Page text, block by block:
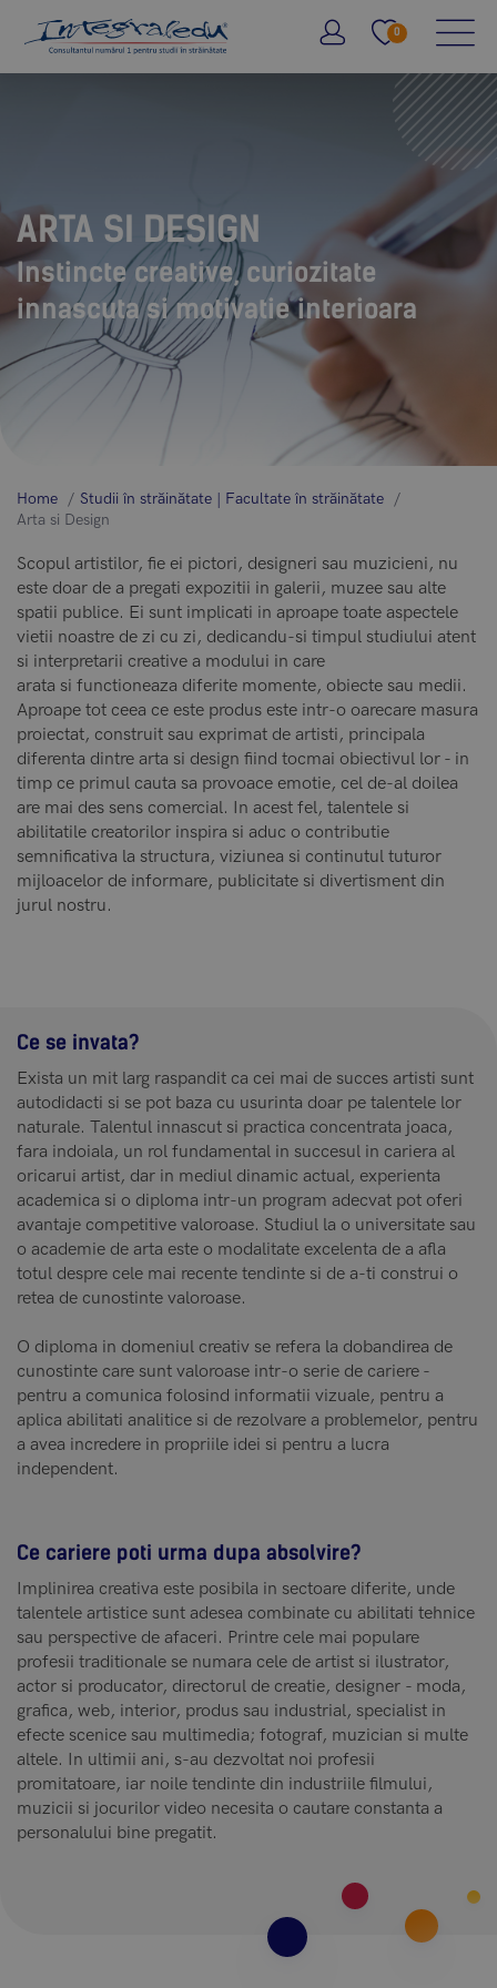
0
ARTA SI DESIGN
Instincte creative, curiozitate
innascuta si motivatie interioara
Home
Studii în străinătate | Facultate în străinătate
Arta si Design
Scopul artistilor, fie ei pictori, designeri sau muzicieni, nu
este doar de a pregati expozitii in galerii, muzee sau alte
spatii publice. Ei sunt implicati in aproape toate aspectele
vietii noastre de zi cu zi, dedicandu-si timpul studiului atent
si interpretarii creative a modului in care
arata si functioneaza diferite momente, obiecte sau medii.
Aproape tot ceea ce este produs este intr-o oarecare masura
proiectat, construit sau exprimat de artisti, principala
diferenta dintre arta si design fiind tocmai obiectivul lor - in
timp ce primul cauta sa provoace emotie, cel de-al doilea
are mai des sens comercial. In acest fel, talentele si
abilitatile creatorilor inspira si aduc o contributie
semnificativa la structura, viziunea si continutul tuturor
mijloacelor de informare, publicitate si divertisment din
jurul nostru.
Ce se invata?
Exista un mit larg raspandit ca cei mai de succes artisti sunt
autodidacti si se pot baza cu usurinta doar pe talentele lor
naturale. Talentul innascut si practica concentrata joaca,
fara indoiala, un rol fundamental in succesul in cariera al
oricarui artist, dar in mediul dinamic actual, experienta
academica si o diploma intr-un program adecvat pot oferi
avantaje competitive valoroase. Studiul la o universitate sau
o academie de arta este o modalitate excelenta de a afla
totul despre cele mai recente tendinte si de a-ti construi o
retea de cunostinte valoroase.
O diploma in domeniul creativ se refera la dobandirea de
cunostinte care sunt valoroase intr-o serie de cariere -
pentru a comunica folosind informatii vizuale, pentru a
aplica abilitati analitice si de rezolvare a problemelor, pentru
a avea incredere in propriile idei si pentru a lucra
independent.
Ce cariere poti urma dupa absolvire?
Implinirea creativa este posibila in sectoare diferite, unde
talentele artistice sunt adesea combinate cu abilitati tehnice
sau perspective de afaceri. Printre cele mai populare
profesii traditionale se numara cele de artist si ilustrator,
actor si producator, directorul de creatie, designer - moda,
grafica, web, interior, produs sau industrial, specialist in
efecte scenice sau multimedia; fotograf, muzician si multe
altele. In ultimii ani, s-au dezvoltat noi profesii
promitatoare, iar noile tendinte din industriile filmului,
muzicii si jocurilor video necesita o cautare constanta a
personalului bine pregatit.